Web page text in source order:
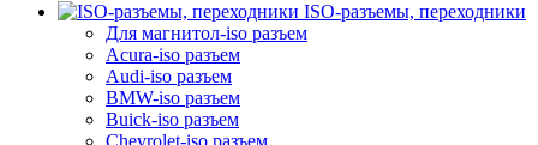
ISO-разъемы, переходники
Для магнитол-iso разъем
Acura-iso разъем
Audi-iso разъем
BMW-iso разъем
Buick-iso разъем
Chevrolet-iso разъем